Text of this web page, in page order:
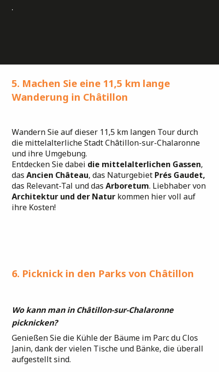
.
5. Machen Sie eine 11,5 km lange
Wanderung in Châtillon
Wandern Sie auf dieser 11,5 km langen Tour durch
die mittelalterliche Stadt Châtillon-sur-Chalaronne
und ihre Umgebung.
Entdecken Sie dabei die mittelalterlichen Gassen,
das Ancien Château, das Naturgebiet Prés Gaudet,
das Relevant-Tal und das Arboretum. Liebhaber von
Architektur und der Natur kommen hier voll auf
ihre Kosten!
6. Picknick in den Parks von Châtillon
Wo kann man in Châtillon-sur-Chalaronne
picknicken?
Genießen Sie die Kühle der Bäume im Parc du Clos
Janin, dank der vielen Tische und Bänke, die überall
aufgestellt sind.